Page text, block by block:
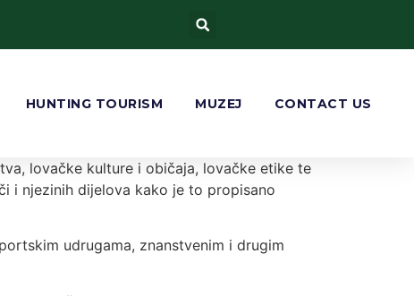
HUNTING TOURISM MUZEJ CONTACT US
lovačke kulture i običaja, lovačke etike te
i njezinih dijelova kako je to propisano
udrugama, znanstvenim i drugim